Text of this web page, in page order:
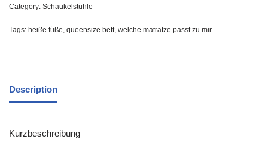
Category: Schaukelstühle
Tags: heiße füße, queensize bett, welche matratze passt zu mir
Description
Kurzbeschreibung